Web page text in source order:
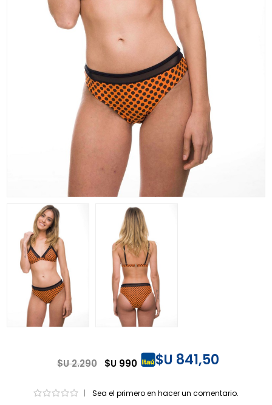
$U 2.290 $U 990 $U 841,50
| Sea el primero en hacer un comentario.